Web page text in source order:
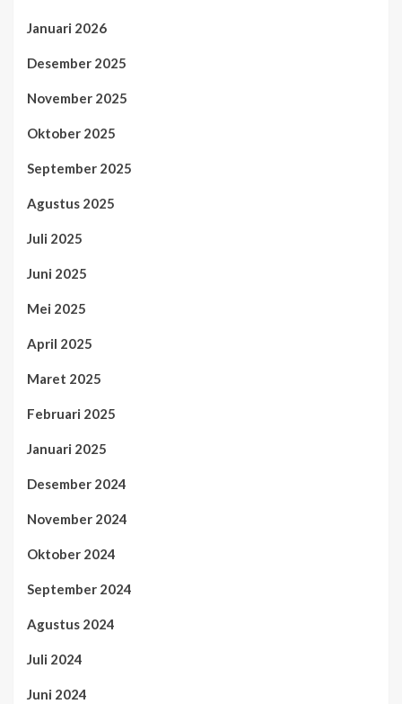
Januari 2026
Desember 2025
November 2025
Oktober 2025
September 2025
Agustus 2025
Juli 2025
Juni 2025
Mei 2025
April 2025
Maret 2025
Februari 2025
Januari 2025
Desember 2024
November 2024
Oktober 2024
September 2024
Agustus 2024
Juli 2024
Juni 2024